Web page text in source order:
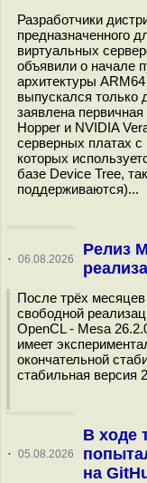
Разработчики
предназначенного
виртуальных
объявили о начале
архитектуры
выпускался только
заявлена
Hopper и NVIDIA
серверных платах
которых
базе Device Tree,
поддерживаются)...
· 06.08.2026
Релиз
После трёх месяцев
свободной
OpenCL - Mesa
имеет
окончательной
стабильная версия
· 05.08.2026
В ходе
на